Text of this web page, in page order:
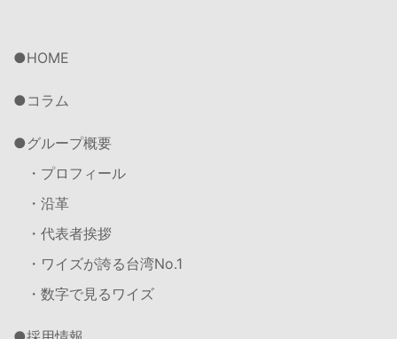
HOME
コラム
グループ概要
・プロフィール
・沿革
・代表者挨拶
・ワイズが誇る台湾No.1
・数字で見るワイズ